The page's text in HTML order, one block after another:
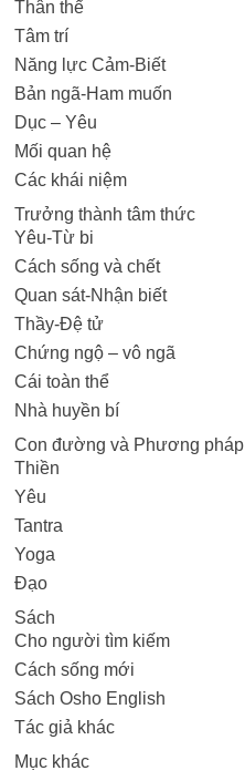
Thân thể
Tâm trí
Năng lực Cảm-Biết
Bản ngã-Ham muốn
Dục – Yêu
Mối quan hệ
Các khái niệm
Trưởng thành tâm thức
Yêu-Từ bi
Cách sống và chết
Quan sát-Nhận biết
Thầy-Đệ tử
Chứng ngộ – vô ngã
Cái toàn thể
Nhà huyền bí
Con đường và Phương pháp
Thiền
Yêu
Tantra
Yoga
Đạo
Sách
Cho người tìm kiếm
Cách sống mới
Sách Osho English
Tác giả khác
Mục khác